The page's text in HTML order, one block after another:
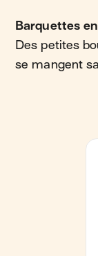
Barquettes
Des petites
se mangent